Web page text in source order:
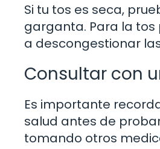
Si tu tos es seca,
garganta. Para la
a descongestionar
Consultar con
Es importante
salud antes de
tomando otros